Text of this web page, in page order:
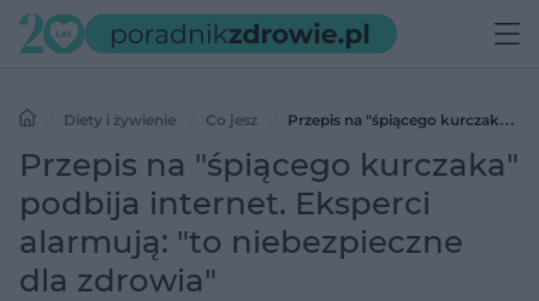
Diety i żywienie Co jesz
Przepis na "śpiącego kurczaka"
podbija internet. Eksperci alarmują: "to niebezpieczne dla zdrowia"
Przepis na "śpiącego kurczaka"
podbija internet. Eksperci
alarmują: "to niebezpieczne
dla zdrowia"